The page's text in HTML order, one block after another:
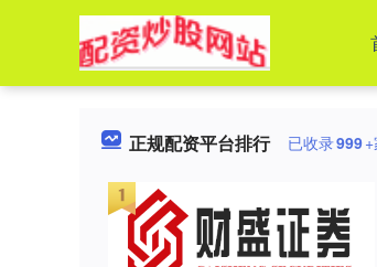
正规配资平台排行 已收录999